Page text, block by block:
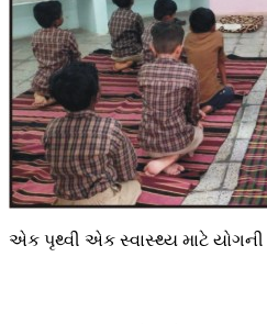
એક પૃથ્વી એક સ્વાસ્થ્ય માટે